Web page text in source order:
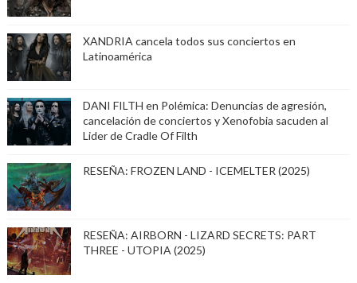
XANDRIA cancela todos sus conciertos en
Latinoamérica
DANI FILTH en Polémica: Denuncias de agresión,
cancelación de conciertos y Xenofobia sacuden al
Lider de Cradle Of Filth
RESEÑA: FROZEN LAND - ICEMELTER (2025)
RESEÑA: AIRBORN - LIZARD SECRETS: PART
THREE - UTOPIA (2025)